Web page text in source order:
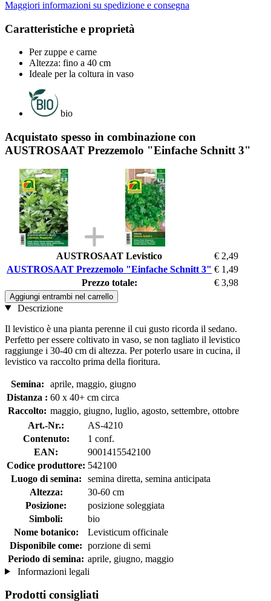
Maggiori informazioni su spedizione e consegna
Caratteristiche e proprietà
Per zuppe e carne
Altezza: fino a 40 cm
Ideale per la coltura in vaso
bio
Acquistato spesso in combinazione con
AUSTROSAAT Prezzemolo "Einfache Schnitt 3"
AUSTROSAAT Levistico
€ 2,49
AUSTROSAAT Prezzemolo "Einfache Schnitt 3" € 1,49
Prezzo totale:
€ 3,98
Aggiungi entrambi nel carrello
Descrizione
Il levistico è una pianta perenne il cui gusto ricorda il sedano.
Perfetto per essere coltivato in vaso, se non tagliato il levistico
raggiunge i 30-40 cm di altezza. Per poterlo usare in cucina, il
levistico va raccolto prima della fioritura.
Semina:
aprile, maggio, giugno
Distanza : 60 x 40+ cm circa
Raccolto: maggio, giugno, luglio, agosto, settembre, ottobre
Art.-Nr.:
AS-4210
Contenuto:
1 conf.
EAN:
9001415542100
Codice produttore: 542100
Luogo di semina:
semina diretta, semina anticipata
Altezza:
30-60 cm
Posizione:
posizione soleggiata
Simboli:
bio
Nome botanico:
Levisticum officinale
Disponibile come: porzione di semi
Periodo di semina: aprile, giugno, maggio
Informazioni legali
Prodotti consigliati